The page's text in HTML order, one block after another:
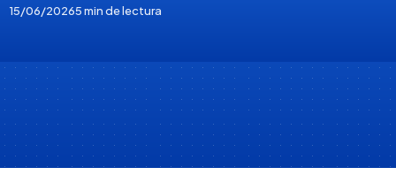
15/06/20265 min de lectura